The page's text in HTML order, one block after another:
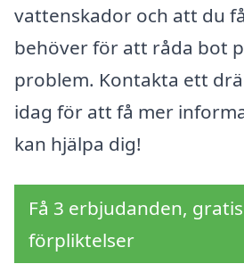
vattenskador och att du
behöver för att råda bot
problem. Kontakta ett
idag för att få mer
kan hjälpa dig!
Få 3 erbjudanden,
förpliktelser